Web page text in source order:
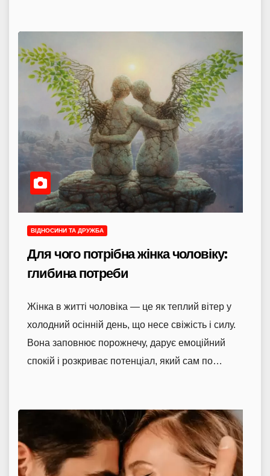
ВІДНОСИНИ ТА ДРУЖБА
Для чого потрібна жінка чоловіку:
глибина потреби
Жінка в житті чоловіка — це як теплий вітер у
холодний осінній день, що несе свіжість і силу.
Вона заповнює порожнечу, дарує емоційний
спокій і розкриває потенціал, який сам по…